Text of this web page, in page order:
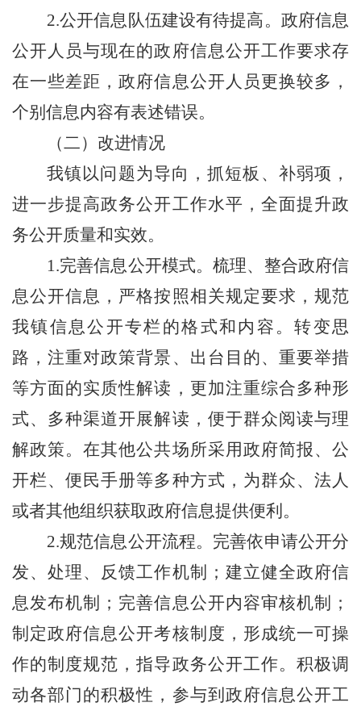
2.公开信息队伍建设有待提高。政府信息
公开人员与现在的政府信息公开工作要求存
在一些差距，政府信息公开人员更换较多，
个别信息内容有表述错误。
（二）改进情况
我镇以问题为导向，抓短板、补弱项，
进一步提高政务公开工作水平，全面提升政
务公开质量和实效。
1.完善信息公开模式。梳理、整合政府信
息公开信息，严格按照相关规定要求，规范
我镇信息公开专栏的格式和内容。转变思
路，注重对政策背景、出台目的、重要举措
等方面的实质性解读，更加注重综合多种形
式、多种渠道开展解读，便于群众阅读与理
解政策。在其他公共场所采用政府简报、公
开栏、便民手册等多种方式，为群众、法人
或者其他组织获取政府信息提供便利。
2.规范信息公开流程。完善依申请公开分
发、处理、反馈工作机制；建立健全政府信
息发布机制；完善信息公开内容审核机制；
制定政府信息公开考核制度，形成统一可操
作的制度规范，指导政务公开工作。积极调
动各部门的积极性，参与到政府信息公开工